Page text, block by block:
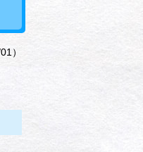
）